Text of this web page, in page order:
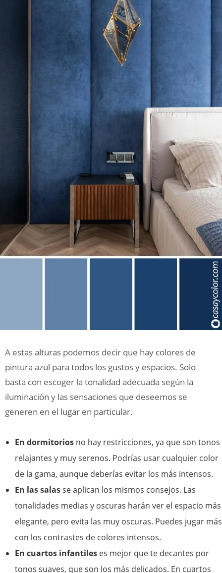
A estas alturas podemos decir que hay colores de
pintura azul para todos los gustos y espacios. Solo
basta con escoger la tonalidad adecuada según la
iluminación y las sensaciones que deseemos se
generen en el lugar en particular.
En dormitorios no hay restricciones, ya que son tonos
relajantes y muy serenos. Podrías usar cualquier color
de la gama, aunque deberías evitar los más intensos.
En las salasse aplican los mismos consejos. Las
tonalidades medias y oscuras harán ver el espacio más
elegante, pero evita las muy oscuras. Puedes jugar más
con los contrastes de colores intensos.
En cuartos infantiles es mejor que te decantes por
tonos suaves, que son los más delicados. En cuartos